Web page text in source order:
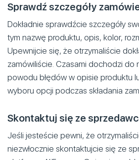
Sprawdź szczegóły
Dokładnie sprawdźcie szczegóły
tym nazwę produktu, opis, kolor,
Upewnijcie się, że otrzymaliście
zamówiliście. Czasami dochodzi do
powodu błędów w opisie produktu
wyboru opcji podczas składania
Skontaktuj się ze
Jeśli jesteście pewni, że
niezwłocznie skontaktujcie się ze